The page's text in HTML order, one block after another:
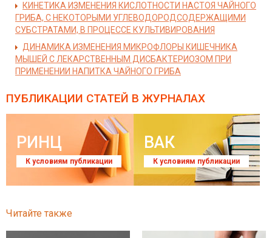
КИНЕТИКА ИЗМЕНЕНИЯ КИСЛОТНОСТИ НАСТОЯ ЧАЙНОГО
ГРИБА, С НЕКОТОРЫМИ УГЛЕВОДОРОДСОДЕРЖАЩИМИ
СУБСТРАТАМИ, В ПРОЦЕССЕ КУЛЬТИВИРОВАНИЯ
ДИНАМИКА ИЗМЕНЕНИЯ МИКРОФЛОРЫ КИШЕЧНИКА
МЫШЕЙ С ЛЕКАРСТВЕННЫМ ДИСБАКТЕРИОЗОМ ПРИ
ПРИМЕНЕНИИ НАПИТКА ЧАЙНОГО ГРИБА
ПУБЛИКАЦИИ СТАТЕЙ В ЖУРНАЛАХ
РИНЦ
К условиям публикации
ВАК
К условиям публикации
Читайте также